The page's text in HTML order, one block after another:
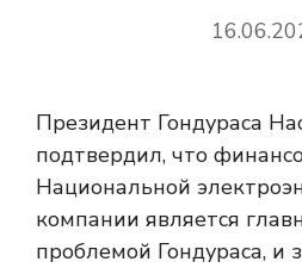
Президент Гондураса
подтвердил, что
Национальной
компании является
проблемой Гондураса, и